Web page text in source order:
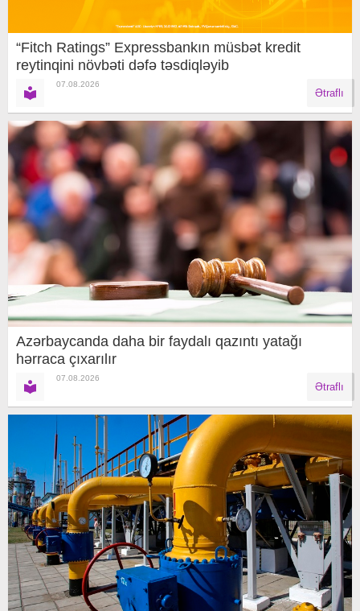
“Fitch Ratings” Expressbankın müsbət kredit
reytinqini növbəti dəfə təsdiqləyib
07.08.2026
Ətraflı
Azərbaycanda daha bir faydalı qazıntı yatağı
hərraca çıxarılır
07.08.2026
Ətraflı